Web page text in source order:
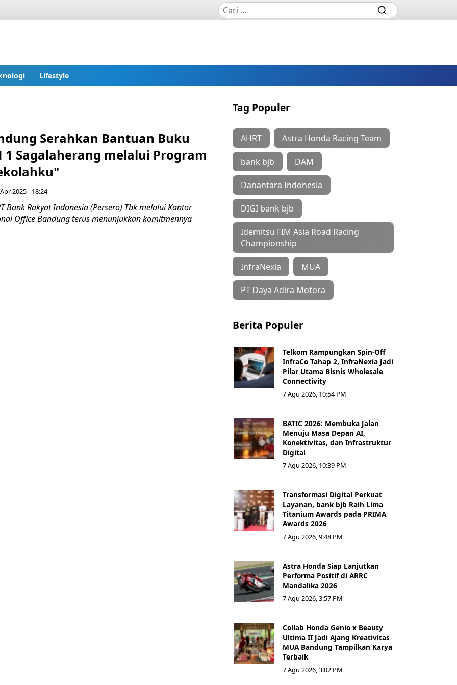
Lifestyle
Serahkan Bantuan Buku
1 Sagalaherang melalui Program
2025 - 18:24
Bank Rakyat Indonesia (Persero) Tbk melalui Kantor
Office Bandung terus menunjukkan komitmennya
Tag Populer
AHRT Astra Honda Racing Team
bank bjb DAM
Danantara Indonesia
DIGI bank bjb
Idemitsu FIM Asia Road Racing
Championship
InfraNexia MUA
PT Daya Adira Motora
Berita Populer
Telkom Rampungkan Spin-Off
InfraCo Tahap 2, InfraNexia Jadi
Pilar Utama Bisnis Wholesale
Connectivity
7 Agu 2026, 10:54 PM
BATIC 2026: Membuka Jalan
Menuju Masa Depan AI,
Konektivitas, dan Infrastruktur
Digital
7 Agu 2026, 10:39 PM
Transformasi Digital Perkuat
Layanan, bank bjb Raih Lima
Titanium Awards pada PRIMA
Awards 2026
7 Agu 2026, 9:48 PM
Astra Honda Siap Lanjutkan
Performa Positif di ARRC
Mandalika 2026
7 Agu 2026, 3:57 PM
Collab Honda Genio x Beauty
Ultima II Jadi Ajang Kreativitas
MUA Bandung Tampilkan Karya
Terbaik
7 Agu 2026, 3:02 PM